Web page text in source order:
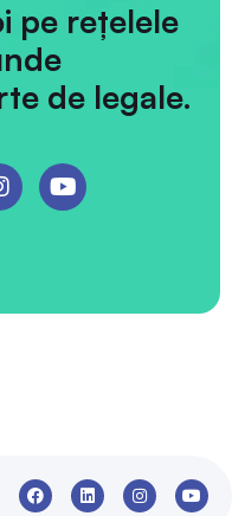
pe rețelele
de legale.